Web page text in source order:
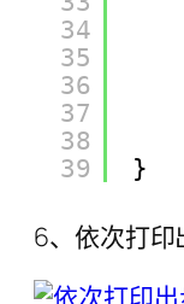
34
35
36
37
38
39
}
6、依次打